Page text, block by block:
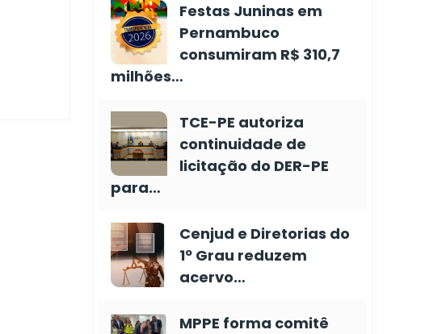
Festas Juninas em
Pernambuco
consumiram R$ 310,7
milhões…
TCE-PE autoriza
continuidade de
licitação do DER-PE
para…
Cenjud e Diretorias do
1º Grau reduzem
acervo…
MPPE forma comitê